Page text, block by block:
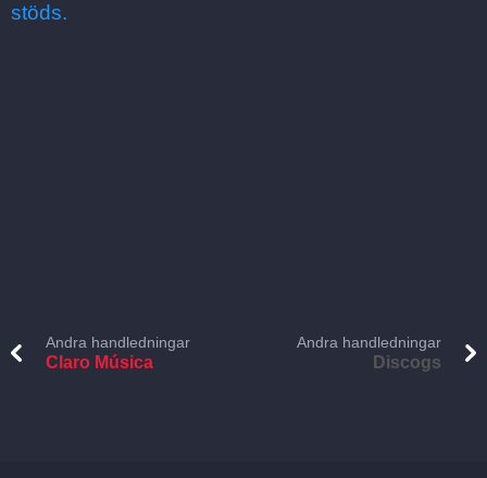
stöds.
Andra handledningar
Claro Música
Andra handledningar
Discogs